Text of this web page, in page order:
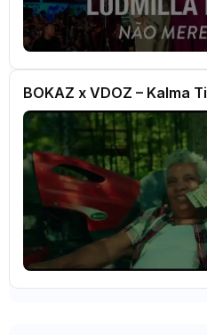
BOKAZ x VDOZ – Kalma